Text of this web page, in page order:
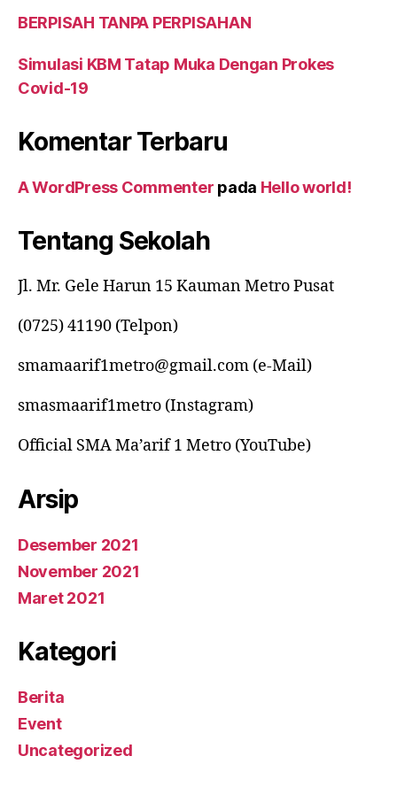
BERPISAH TANPA PERPISAHAN
Simulasi KBM Tatap Muka Dengan Prokes
Covid-19
Komentar Terbaru
A WordPress Commenter pada Hello world!
Tentang Sekolah
Jl. Mr. Gele Harun 15 Kauman Metro Pusat
(0725) 41190 (Telpon)
smamaarif1metro@gmail.com (e-Mail)
smasmaarif1metro (Instagram)
Official SMA Ma’arif 1 Metro (YouTube)
Arsip
Desember 2021
November 2021
Maret 2021
Kategori
Berita
Event
Uncategorized